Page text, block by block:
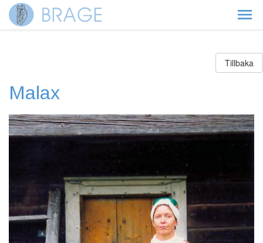
Tillbaka
Malax